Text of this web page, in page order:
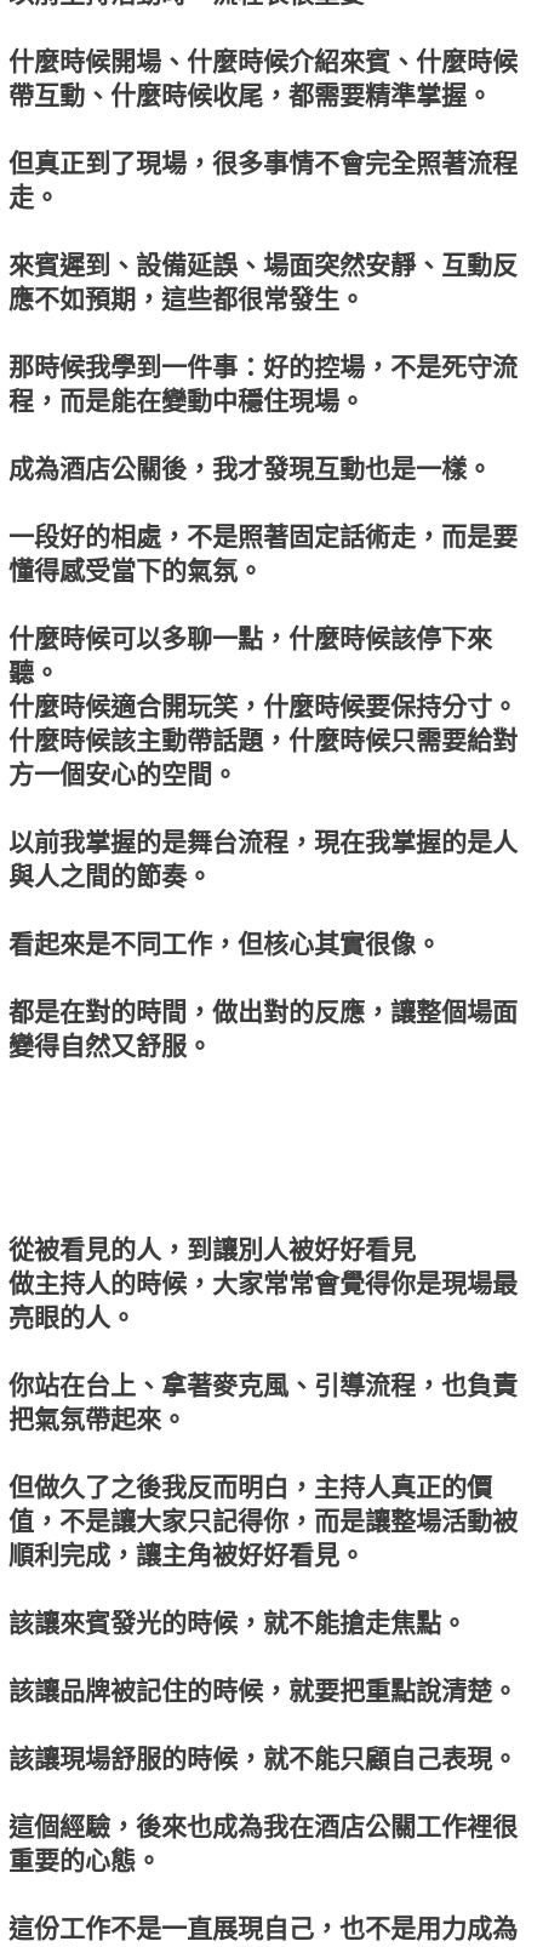
什麼時候開場、什麼時候介紹來賓、什麼時候
帶互動、什麼時候收尾，都需要精準掌握。
但真正到了現場，很多事情不會完全照著流程
走。
來賓遲到、設備延誤、場面突然安靜、互動反
應不如預期，這些都很常發生。
那時候我學到一件事：好的控場，不是死守流
程，而是能在變動中穩住現場。
成為酒店公關後，我才發現互動也是一樣。
一段好的相處，不是照著固定話術走，而是要
懂得感受當下的氣氛。
什麼時候可以多聊一點，什麼時候該停下來
聽。
什麼時候適合開玩笑，什麼時候要保持分寸。
什麼時候該主動帶話題，什麼時候只需要給對
方一個安心的空間。
以前我掌握的是舞台流程，現在我掌握的是人
與人之間的節奏。
看起來是不同工作，但核心其實很像。
都是在對的時間，做出對的反應，讓整個場面
變得自然又舒服。
從被看見的人，到讓別人被好好看見
做主持人的時候，大家常常會覺得你是現場最
亮眼的人。
你站在台上、拿著麥克風、引導流程，也負責
把氣氛帶起來。
但做久了之後我反而明白，主持人真正的價
值，不是讓大家只記得你，而是讓整場活動被
順利完成，讓主角被好好看見。
該讓來賓發光的時候，就不能搶走焦點。
該讓品牌被記住的時候，就要把重點說清楚。
該讓現場舒服的時候，就不能只顧自己表現。
這個經驗，後來也成為我在酒店公關工作裡很
重要的心態。
這份工作不是一直展現自己，也不是用力成為